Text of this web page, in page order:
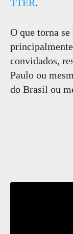
TTER.
O que torna
convidados,
Paulo ou
do Brasil ou